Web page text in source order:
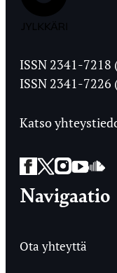
Ylioppilaslehti
ISSN 2341-
ISSN 2341-
Katso
Facebook
Twitter
Instagram
Navigaatio
Ota yhteyttä